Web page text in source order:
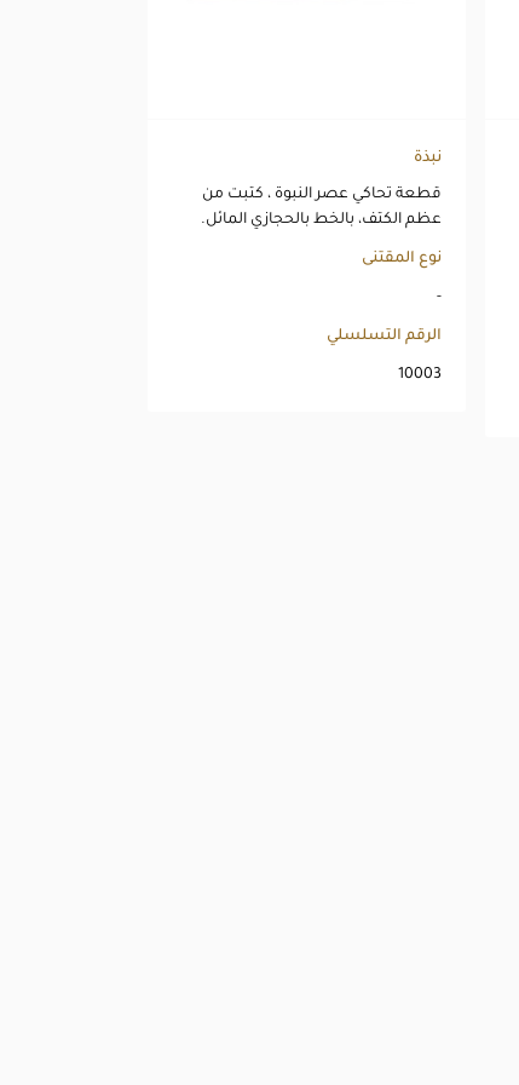
نبذة
قطعة تحاكي عصر النبوة ، كتبت من
عظم الكتف، بالخط بالحجازي المائل.
نوع المقتنى
-
الرقم التسلسلي
10003